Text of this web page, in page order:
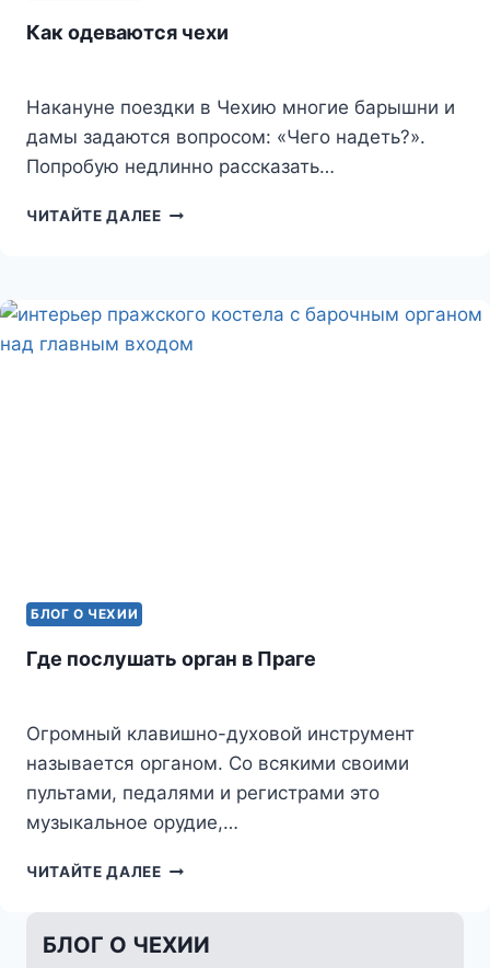
Как одеваются чехи
Накануне поездки в Чехию многие барышни и
дамы задаются вопросом: «Чего надеть?».
Попробую недлинно рассказать…
ЧИТАЙТЕ ДАЛЕЕКАК
БЛОГ О ЧЕХИИ
Где послушать орган в Праге
Огромный клавишно-духовой инструмент
называется органом. Со всякими своими
пультами, педалями и регистрами это
музыкальное орудие,…
ЧИТАЙТЕ ДАЛЕЕГДЕ
ОРГАН
В
ПРАГЕ
БЛОГ О ЧЕХИИ